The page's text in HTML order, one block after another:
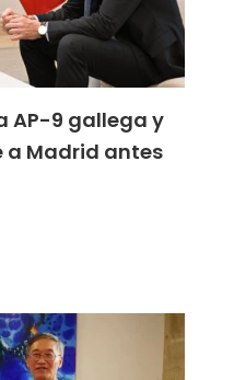
AP-9 gallega y
a Madrid antes